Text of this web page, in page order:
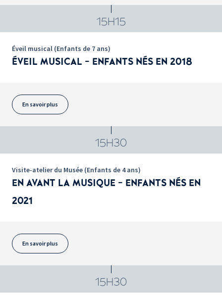
15H15
Éveil musical (Enfants de 7 ans)
ÉVEIL MUSICAL - ENFANTS NÉS EN 2018
En savoir plus
15H30
Visite-atelier du Musée (Enfants de 4 ans)
EN AVANT LA MUSIQUE - ENFANTS NÉS EN
2021
En savoir plus
15H30